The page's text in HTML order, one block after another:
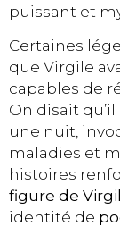
puissant et
Certaines
que Virgile
capables de
On disait
une nuit,
maladies et
histoires
figure de
identité de